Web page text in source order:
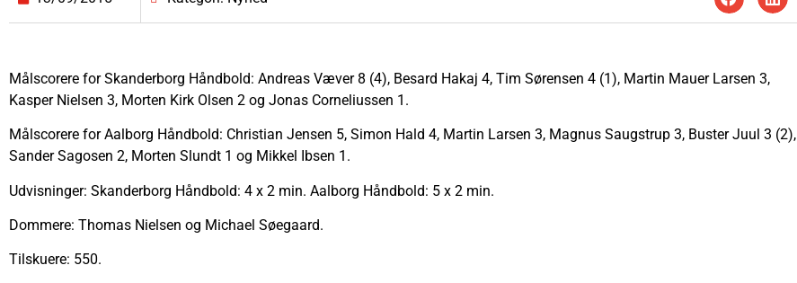
Målscorere for Skanderborg Håndbold: Andreas Væver 8 (4), Besard Hakaj 4, Tim Sørensen 4 (1), Martin Mauer Larsen 3,
Kasper Nielsen 3, Morten Kirk Olsen 2 og Jonas Corneliussen 1.
Målscorere for Aalborg Håndbold: Christian Jensen 5, Simon Hald 4, Martin Larsen 3, Magnus Saugstrup 3, Buster Juul 3 (2),
Sander Sagosen 2, Morten Slundt 1 og Mikkel Ibsen 1.
Udvisninger: Skanderborg Håndbold: 4 x 2 min. Aalborg Håndbold: 5 x 2 min.
Dommere: Thomas Nielsen og Michael Søegaard.
Tilskuere: 550.